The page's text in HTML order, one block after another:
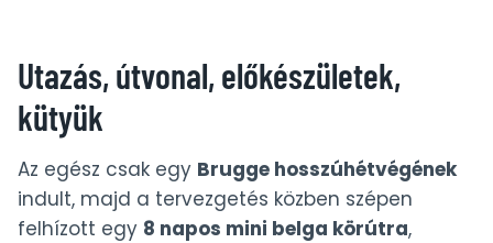
Utazás, útvonal, előkészületek,
kütyük
Az egész csak egy Brugge hosszúhétvégének
indult, majd a tervezgetés közben szépen
felhízott egy 8 napos mini belga körútra,